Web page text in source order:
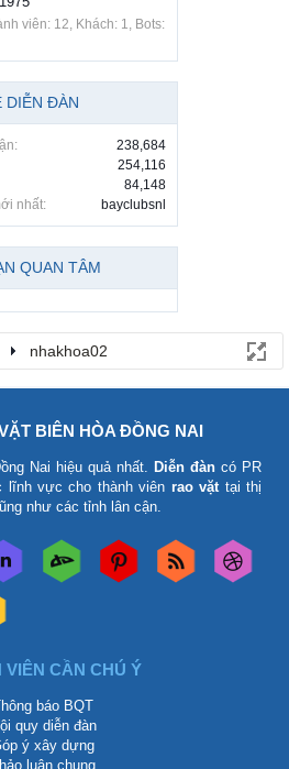
viên: 12, Khách: 1, Bots:
DIỄN ĐÀN
238,684
254,116
84,148
nhất:
bayclubsnl
QUAN TÂM
nhakhoa02
BIÊN HÒA ĐỒNG NAI
Nai hiệu quả nhất. Diễn đàn có PR
lĩnh vực cho thành viên rao vặttại thị
như các tỉnh lân cận.
VIÊN CẦN CHÚ Ý
báo BQT
quy diễn đàn
ý xây dựng
luận chung